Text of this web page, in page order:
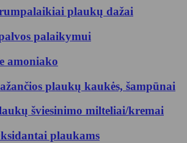
plaukų dažai
palaikymui
amoniako
plaukų kaukės, šampūnai
šviesinimo milteliai/kremai
plaukams